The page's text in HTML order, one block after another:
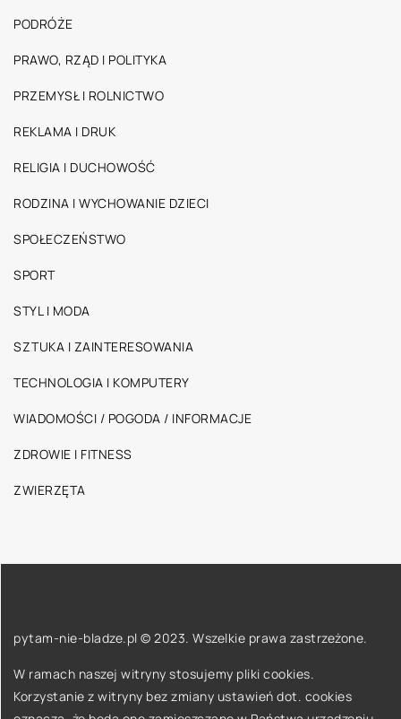
PODRÓŻE
PRAWO, RZĄD I POLITYKA
PRZEMYSŁ I ROLNICTWO
REKLAMA I DRUK
RELIGIA I DUCHOWOŚĆ
RODZINA I WYCHOWANIE DZIECI
SPOŁECZEŃSTWO
SPORT
STYL I MODA
SZTUKA I ZAINTERESOWANIA
TECHNOLOGIA I KOMPUTERY
WIADOMOŚCI / POGODA / INFORMACJE
ZDROWIE I FITNESS
ZWIERZĘTA
pytam-nie-bladze.pl © 2023. Wszelkie prawa zastrzeżone.
W ramach naszej witryny stosujemy pliki cookies.
Korzystanie z witryny bez zmiany ustawień dot. cookies